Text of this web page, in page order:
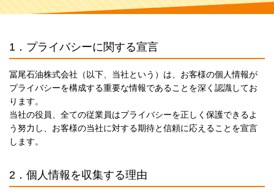
1．プライバシーに関する宣言
冨尾石油株式会社（以下、当社という）は、お客様の個人情報が
プライバシーを構成する重要な情報であることを深く認識してお
ります。
当社の役員、全ての従業員はプライバシーを正しく保護できるよ
う努力し、お客様の当社に対する期待と信頼に応えることを宣言
します。
2．個人情報を収集する理由